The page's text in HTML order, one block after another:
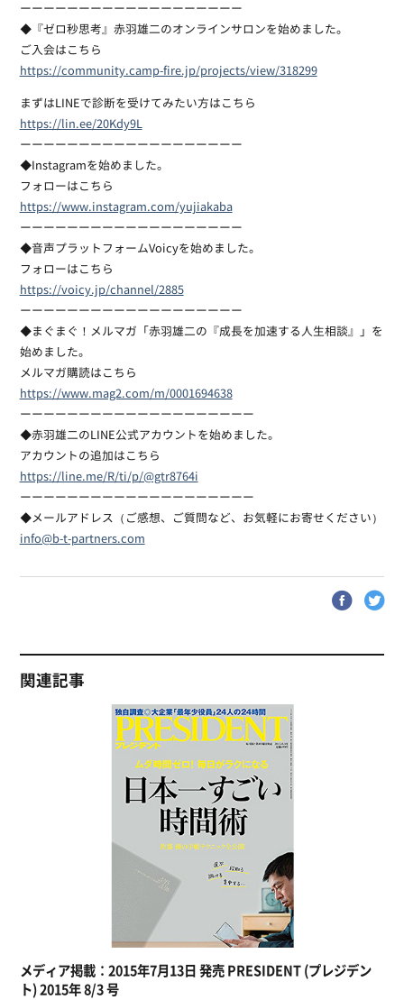
ーーーーーーーーーーーーーーーーーーー
◆『ゼロ秒思考』赤羽雄二のオンラインサロンを始めました。
ご入会はこちら
https://community.camp-fire.jp/projects/view/318299
まずはLINEで診断を受けてみたい方はこちら
https://lin.ee/20Kdy9L
ーーーーーーーーーーーーーーーーーーー
◆Instagramを始めました。
フォローはこちら
https://www.instagram.com/yujiakaba
ーーーーーーーーーーーーーーーーーーー
◆音声プラットフォームVoicyを始めました。
フォローはこちら
https://voicy.jp/channel/2885
ーーーーーーーーーーーーーーーーーーー
◆まぐまぐ！メルマガ「赤羽雄二の『成長を加速する人生相談』」を
始めました。
メルマガ購読はこちら
https://www.mag2.com/m/0001694638
ーーーーーーーーーーーーーーーーーーーー
◆赤羽雄二のLINE公式アカウントを始めました。
アカウントの追加はこちら
https://line.me/R/ti/p/@gtr8764i
ーーーーーーーーーーーーーーーーーーーー
◆メールアドレス（ご感想、ご質問など、お気軽にお寄せください）
info@b-t-partners.com
関連記事
メディア掲載：2015年7月13日 発売 PRESIDENT (プレジデン
ト) 2015年 8/3 号